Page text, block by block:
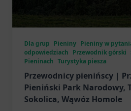
Dla grup Pieniny Pieniny w
odpowiedziach Przewodnik górski
Pieninach Turystyka piesza
Przewodnicy pienińscy |
Pieniński Park Narodowy,
Sokolica, Wąwóz Homole